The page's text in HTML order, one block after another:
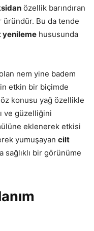
özellik barındıran
üründür. Bu da tende
yenileme hususunda
nem yine badem
etkin bir biçimde
konusu yağ özellikle
ve güzelliğini
eklenerek etkisi
yumuşayan cilt
sağlıklı bir görünüme